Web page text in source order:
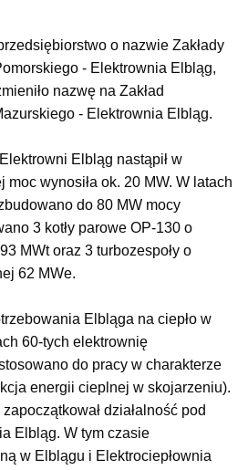
o nazwie Zakłady
- Elektrownia Elbląg,
nazwę na Zakład
- Elektrownia Elbląg.
Elbląg nastąpił w
wynosiła ok. 20 MW. W latach
do 80 MW mocy
3 kotły parowe OP-130 o
MWt oraz 3 turbozespoły o
62 MWe.
Elbląga na ciepło w
60-tych elektrownię
do pracy w charakterze
energii cieplnej w skojarzeniu).
działalność pod
Elbląg. W tym czasie
w Elblągu i Elektrociepłownia